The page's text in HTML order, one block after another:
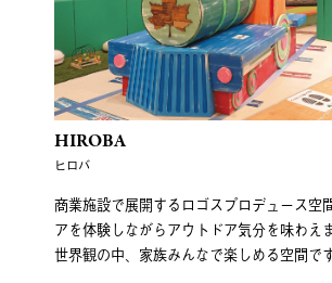
HIROBA
ヒロバ
商業施設で展開するロゴスプロデュース空
アを体験しながらアウトドア気分を味わえ
世界観の中、家族みんなで楽しめる空間です